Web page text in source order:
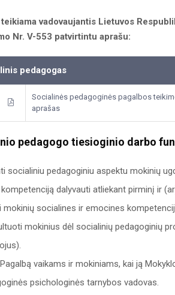
teikiama vadovaujantis Lietuvos
Nr. V-553 patvirtintu aprašu:
pedagogas
Socialinės pedagoginės pagalbos
aprašas
pedagogo tiesioginio darbo
socialiniu pedagoginiu aspektu mokinių
kompetenciją dalyvauti atliekant pirminį ir
mokinių socialines ir emocines
mokinius dėl socialinių pedagoginių
vaikams ir mokiniams, kai ją
psichologinės tarnybos vadovas.